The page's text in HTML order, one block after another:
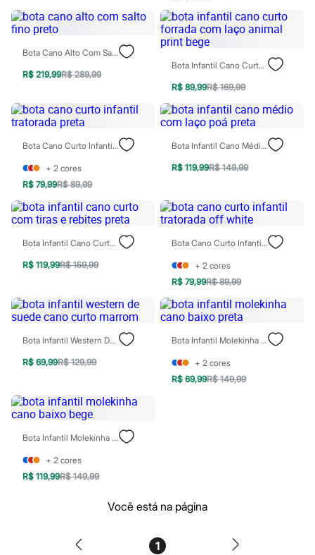
Diversão
Marcas
Baby Club
Fifteen
Miss Fifteen
Palomino
Cuecas
Meias
Moda praia
Biquínis e Maiôs
Blusas de proteção
Sungas
Personagens
Bluey
Disney
Hello Kitty
Homem Aranha
Minecraft
Sonic
Stitch
Beleza
Kits
Novidades
Escovas e Pentes
Finalizadores
Tratamento
Cuidados com o corpo
Hidratante
Protetor solar
Cuidados com o rosto
Protetor solar
Bota Cano Alto Com Salto Fino Preto
R$ 219,99R$ 289,99
Bota Infantil Cano Curto Forrada Com Laço Animal Print Bege
R$ 89,99R$ 169,99
Bota Cano Curto Infantil Tratorada Preta
+ 2 cores
R$ 79,99R$ 89,99
Bota Infantil Cano Médio Com Laço Poá Preta
R$ 119,99R$ 149,99
Bota Infantil Cano Curto Com Tiras E Rebites Preta
R$ 119,99R$ 159,99
Bota Cano Curto Infantil Tratorada Off White
+ 2 cores
R$ 79,99R$ 89,99
Bota Infantil Western De Suede Cano Curto Marrom
R$ 69,99R$ 129,99
Bota Infantil Molekinha Cano Baixo Preta
+ 2 cores
R$ 69,99R$ 149,99
Bota Infantil Molekinha Cano Baixo Bege
+ 2 cores
R$ 119,99R$ 149,99
Você está na página
1